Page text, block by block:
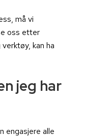
må vi
oss etter
kan ha
jeg har
engasjere alle